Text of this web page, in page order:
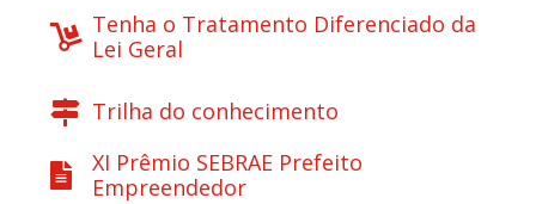
Tenha o Tratamento Diferenciado da
Lei Geral
Trilha do conhecimento
XI Prêmio SEBRAE Prefeito
Empreendedor